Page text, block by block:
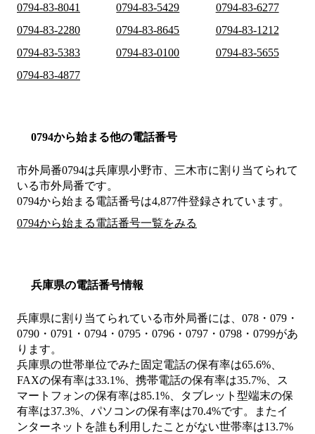
0794-83-8041
0794-83-5429
0794-83-6277
0794-83-2280
0794-83-8645
0794-83-1212
0794-83-5383
0794-83-0100
0794-83-5655
0794-83-4877
0794から始まる他の電話番号
市外局番0794は兵庫県小野市、三木市に割り当てられて
いる市外局番です。
0794から始まる電話番号は4,877件登録されています。
0794から始まる電話番号一覧をみる
兵庫県の電話番号情報
兵庫県に割り当てられている市外局番には、078・079・
0790・0791・0794・0795・0796・0797・0798・0799があ
ります。
兵庫県の世帯単位でみた固定電話の保有率は65.6%、
FAXの保有率は33.1%、携帯電話の保有率は35.7%、ス
マートフォンの保有率は85.1%、タブレット型端末の保
有率は37.3%、パソコンの保有率は70.4%です。またイ
ンターネットを誰も利用したことがない世帯率は13.7%